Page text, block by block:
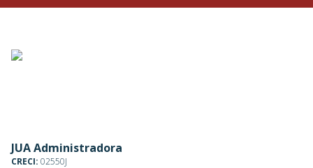
JUA Administradora
CRECI: 02550J